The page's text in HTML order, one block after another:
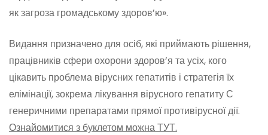
як загроза громадському здоров’ю».
Видання призначено для осіб, які приймають рішення,
працівників сфери охорони здоров’я та усіх, кого
цікавить проблема вірусних гепатитів і стратегія їх
елімінації, зокрема лікування вірусного гепатиту С
генеричними препаратами прямої противірусної дії.
Ознайомитися з буклетом можна ТУТ.